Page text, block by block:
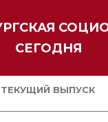
СЕГОДНЯ
ТЕКУЩИЙ ВЫПУСК